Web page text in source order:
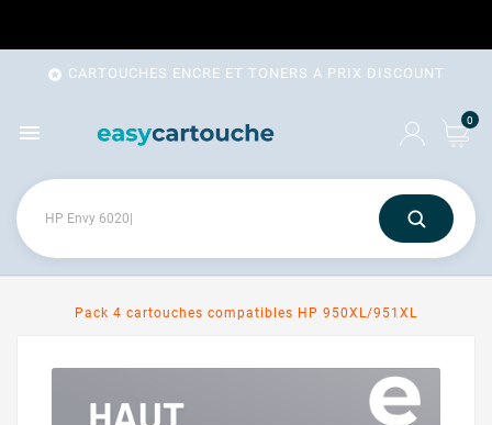
 CARTOUCHES ENCRE ET TONERS A PRIX DISCOUNT
 0
Pack 4 cartouches compatibles HP 950XL/951XL